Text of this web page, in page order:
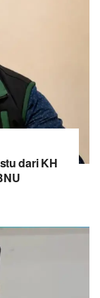
dari KH